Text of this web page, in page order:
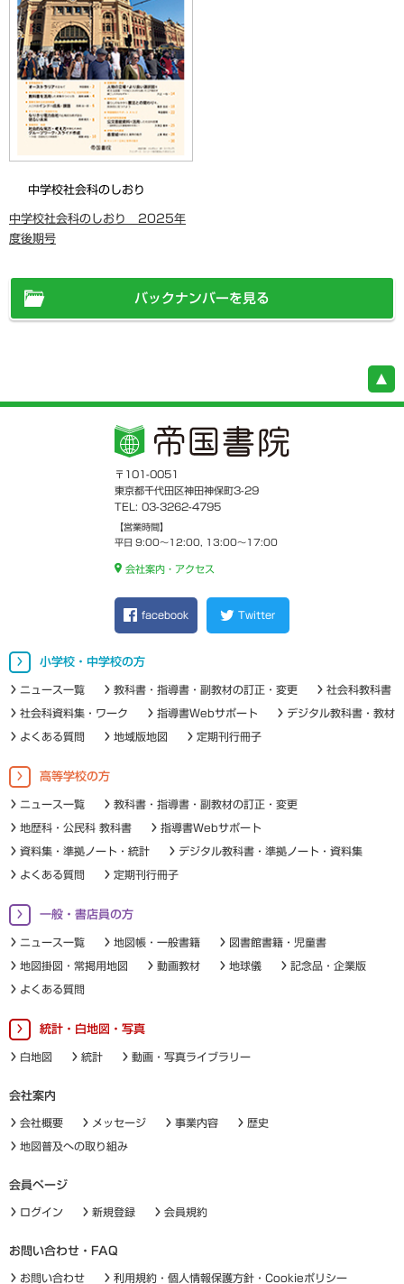
中学校社会科のしおり
中学校社会科のしおり 2025年
度後期号
バックナンバーを見る
〒101-0051
東京都千代田区神田神保町3-29
TEL: 03-3262-4795
【営業時間】
平日 9:00～12:00, 13:00～17:00
会社案内・アクセス
facebook Twitter
小学校・中学校の方
ニュース一覧 教科書・指導書・副教材の訂正・変更 社会科教科書
社会科資料集・ワーク 指導書Webサポート デジタル教科書・教材
よくある質問 地域版地図 定期刊行冊子
高等学校の方
ニュース一覧 教科書・指導書・副教材の訂正・変更
地歴科・公民科 教科書 指導書Webサポート
資料集・準拠ノート・統計 デジタル教科書・準拠ノート・資料集
よくある質問 定期刊行冊子
一般・書店員の方
ニュース一覧 地図帳・一般書籍 図書館書籍・児童書
地図掛図・常掲用地図 動画教材 地球儀 記念品・企業版
よくある質問
統計・白地図・写真
白地図 統計 動画・写真ライブラリー
会社案内
会社概要 メッセージ 事業内容 歴史
地図普及への取り組み
会員ページ
ログイン 新規登録 会員規約
お問い合わせ・FAQ
お問い合わせ 利用規約・個人情報保護方針・Cookieポリシー